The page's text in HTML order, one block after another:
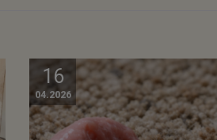
16
04.2026